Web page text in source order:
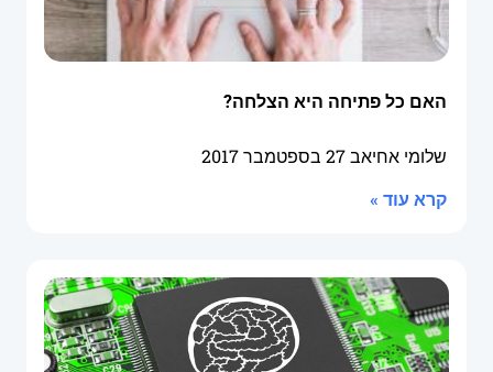
האם כל פתיחה היא הצלחה?
שלומי אחיאב27 בספטמבר 2017
קרא עוד »